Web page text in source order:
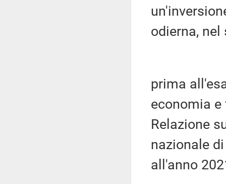
odierna, nel
prima
economia e
Relazione
nazionale
all'anno